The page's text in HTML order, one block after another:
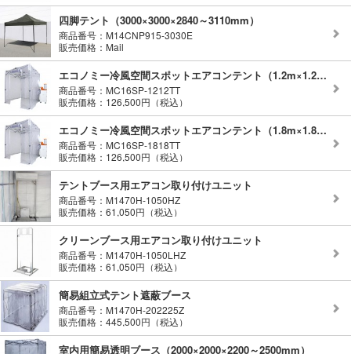
四脚テント（3000×3000×2840～3110mm）
商品番号：M14CNP915-3030E
販売価格：Mail
エコノミー冷風空間スポットエアコンテント（1.2m×1.2m）
商品番号：MC16SP-1212TT
販売価格：126,500円（税込）
エコノミー冷風空間スポットエアコンテント（1.8m×1.8m）
商品番号：MC16SP-1818TT
販売価格：126,500円（税込）
テントブース用エアコン取り付けユニット
商品番号：M1470H-1050HZ
販売価格：61,050円（税込）
クリーンブース用エアコン取り付けユニット
商品番号：M1470H-1050LHZ
販売価格：61,050円（税込）
簡易組立式テント遮蔽ブース
商品番号：M1470H-202225Z
販売価格：445,500円（税込）
室内用簡易透明ブース（2000×2000×2200～2500mm）